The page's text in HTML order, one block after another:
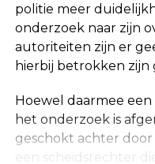
politie meer
onderzoek naar zijn
autoriteiten zijn er
hierbij betrokken zijn
Hoewel daarmee
het onderzoek is
geschokt achter
een scheidsrechter